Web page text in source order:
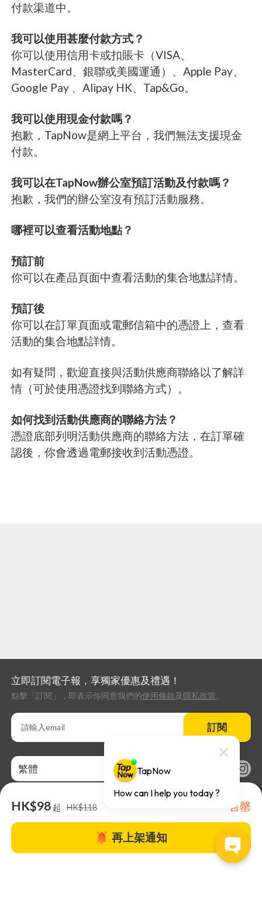
付款渠道中。
我可以使用甚麼付款方式？
你可以使用信用卡或扣賬卡（VISA、
MasterCard、銀聯或美國運通）、Apple Pay、
Google Pay 、Alipay HK、Tap&Go。
我可以使用現金付款嗎？
抱歉，TapNow是網上平台，我們無法支援現金
付款。
我可以在TapNow辦公室預訂活動及付款嗎？
抱歉，我們的辦公室沒有預訂活動服務。
哪裡可以查看活動地點？
預訂前
你可以在產品頁面中查看活動的集合地點詳情。
預訂後
你可以在訂單頁面或電郵信箱中的憑證上，查看
活動的集合地點詳情。
如有疑問，歡迎直接與活動供應商聯絡以了解詳
情（可於使用憑證找到聯絡方式）。
如何找到活動供應商的聯絡方法？
憑證底部列明活動供應商的聯絡方法，在訂單確
認後，你會透過電郵接收到活動憑證。
HK$98 起 HK$118 售罄
再上架通知
立即訂閱電子報，享獨家優惠及禮遇！
點擊「訂閱」，即表示你同意我們的使用條款及 隱私政策。
訂閱
繁體
關於TapNow |TapNow Blog |加入成為合作夥伴|網站條款 |幫助